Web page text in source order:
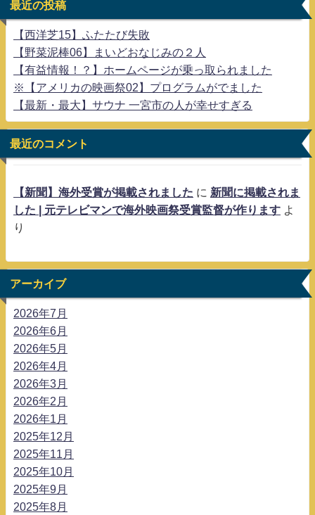
最近の投稿
【西洋芝15】ふたたび失敗
【野菜泥棒06】まいどおなじみの２人
【有益情報！？】ホームページが乗っ取られました
※【アメリカの映画祭02】プログラムがでました
【最新・最大】サウナ 一宮市の人が幸せすぎる
最近のコメント
【新聞】海外受賞が掲載されました に 新聞に掲載されま
した | 元テレビマンで海外映画祭受賞監督が作ります よ
り
アーカイブ
2026年7月
2026年6月
2026年5月
2026年4月
2026年3月
2026年2月
2026年1月
2025年12月
2025年11月
2025年10月
2025年9月
2025年8月